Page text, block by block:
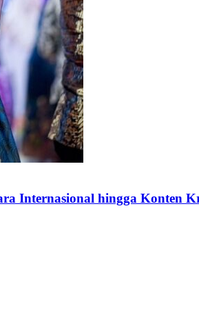
Internasional hingga Konten